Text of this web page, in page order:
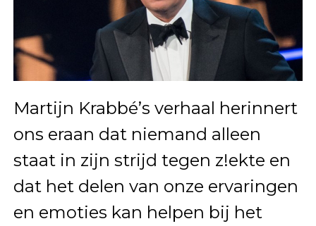
Martijn Krabbé’s verhaal herinnert
ons eraan dat niemand alleen
staat in zijn strijd tegen z!ekte en
dat het delen van onze ervaringen
en emoties kan helpen bij het